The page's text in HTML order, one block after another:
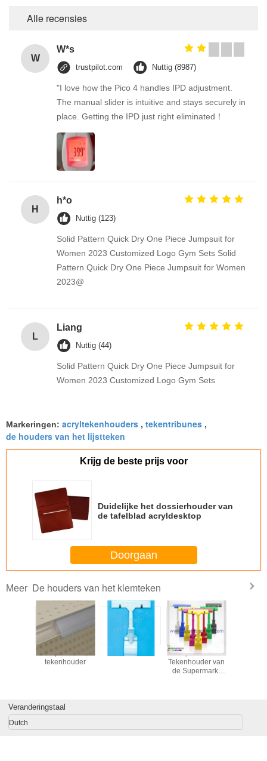
Alle recensies
W
W*s
trustpilot.com Nuttig (8987)
"I love how the Pico 4 handles IPD adjustment.
The manual slider is intuitive and stays securely in
place. Getting the IPD just right eliminated！
H
h*o
Nuttig (123)
Solid Pattern Quick Dry One Piece Jumpsuit for
Women 2023 Customized Logo Gym Sets Solid
Pattern Quick Dry One Piece Jumpsuit for Women
2023@
L
Liang
Nuttig (44)
Solid Pattern Quick Dry One Piece Jumpsuit for
Women 2023 Customized Logo Gym Sets
Markeringen: acryltekenhouders , tekentribunes ,
de houders van het lijstteken
Krijg de beste prijs voor
Duidelijke het dossierhouder van
de tafelblad acryldesktop
Doorgaan
Meer De houders van het klemteken
plastic
tekenhouder
tekenhouder
De plastic het
Tekenhouder van
de Supermarkt
Veranderingstaal
Dutch